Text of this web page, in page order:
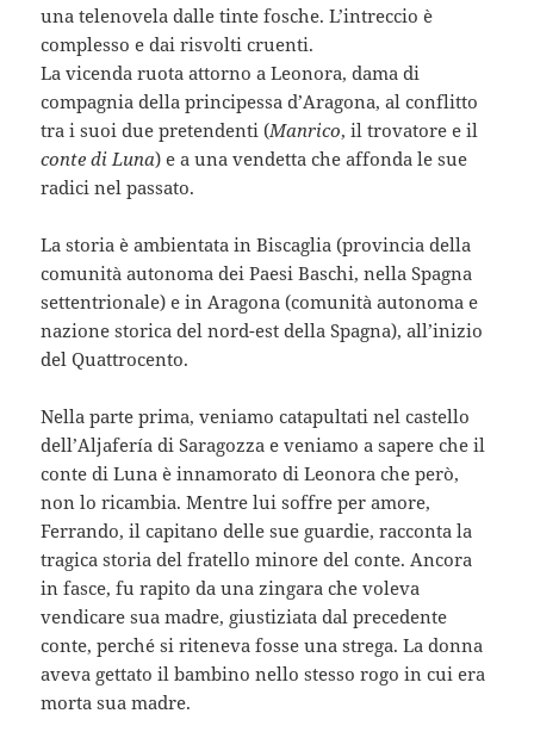
una telenovela dalle tinte fosche. L’intreccio è
complesso e dai risvolti cruenti.
La vicenda ruota attorno a Leonora, dama di
compagnia della principessa d’Aragona, al conflitto
tra i suoi due pretendenti (Manrico, il trovatore e il
conte di Luna) e a una vendetta che affonda le sue
radici nel passato.
La storia è ambientata in Biscaglia (provincia della
comunità autonoma dei Paesi Baschi, nella Spagna
settentrionale) e in Aragona (comunità autonoma e
nazione storica del nord-est della Spagna), all’inizio
del Quattrocento.
Nella parte prima, veniamo catapultati nel castello
dell’Aljafería di Saragozza e veniamo a sapere che il
conte di Luna è innamorato di Leonora che però,
non lo ricambia. Mentre lui soffre per amore,
Ferrando, il capitano delle sue guardie, racconta la
tragica storia del fratello minore del conte. Ancora
in fasce, fu rapito da una zingara che voleva
vendicare sua madre, giustiziata dal precedente
conte, perché si riteneva fosse una strega. La donna
aveva gettato il bambino nello stesso rogo in cui era
morta sua madre.